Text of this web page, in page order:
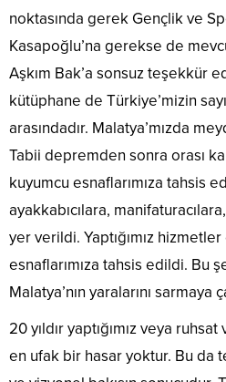
noktasında gerek Gençlik ve
Kasapoğlu’na gerekse de
Aşkım Bak’a sonsuz teşekkür
kütüphane de Türkiye’mizin
arasındadır. Malatya’mızda
Tabii depremden sonra orası
kuyumcu esnaflarımıza tahsis
ayakkabıcılara,
yer verildi. Yaptığımız
esnaflarımıza tahsis edildi. Bu
Malatya’nın yaralarını sarmaya
20 yıldır yaptığımız veya
en ufak bir hasar yoktur. Bu da